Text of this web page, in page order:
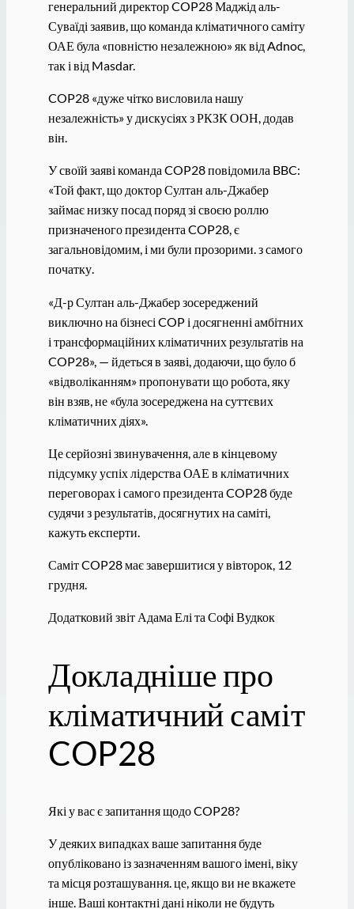
генеральний директор COP28 Маджід аль-
Суваїді заявив, що команда кліматичного саміту
ОАЕ була «повністю незалежною» як від Adnoc,
так і від Masdar.
COP28 «дуже чітко висловила нашу
незалежність» у дискусіях з РКЗК ООН, додав
він.
У своїй заяві команда COP28 повідомила BBC:
«Той факт, що доктор Султан аль-Джабер
займає низку посад поряд зі своєю роллю
призначеного президента COP28, є
загальновідомим, і ми були прозорими. з самого
початку.
«Д-р Султан аль-Джабер зосереджений
виключно на бізнесі COP і досягненні амбітних
і трансформаційних кліматичних результатів на
COP28», — йдеться в заяві, додаючи, що було б
«відволіканням» пропонувати що робота, яку
він взяв, не «була зосереджена на суттєвих
кліматичних діях».
Це серйозні звинувачення, але в кінцевому
підсумку успіх лідерства ОАЕ в кліматичних
переговорах і самого президента COP28 буде
судячи з результатів, досягнутих на саміті,
кажуть експерти.
Саміт COP28 має завершитися у вівторок, 12
грудня.
Додатковий звіт Адама Елі та Софі Вудкок
Докладніше про
кліматичний саміт
COP28
Які у вас є запитання щодо COP28?
У деяких випадках ваше запитання буде
опубліковано із зазначенням вашого імені, віку
та місця розташування. це, якщо ви не вкажете
інше. Ваші контактні дані ніколи не будуть